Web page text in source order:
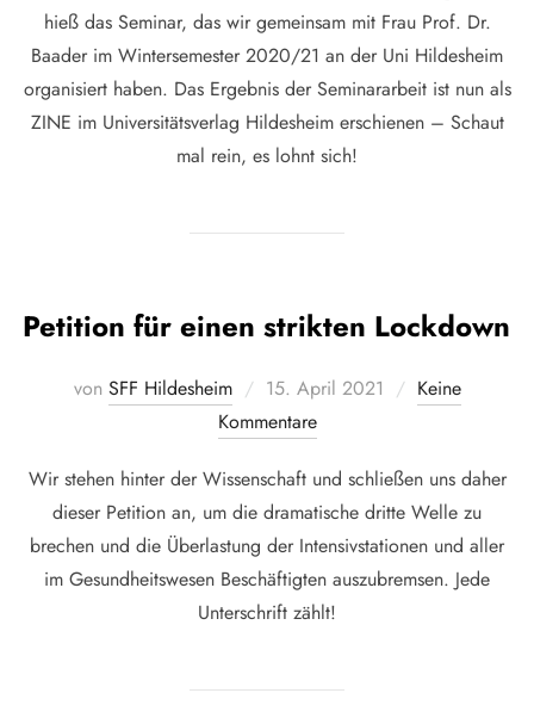
hieß das Seminar, das wir gemeinsam mit Frau Prof. Dr.
Baader im Wintersemester 2020/21 an der Uni Hildesheim
organisiert haben. Das Ergebnis der Seminararbeit ist nun als
ZINE im Universitätsverlag Hildesheim erschienen – Schaut
mal rein, es lohnt sich!
Petition für einen strikten Lockdown
von SFF Hildesheim
Veröffentlicht
am
15. April 2021
Keine
Kommentare
Wir stehen hinter der Wissenschaft und schließen uns daher
dieser Petition an, um die dramatische dritte Welle zu
brechen und die Überlastung der Intensivstationen und aller
im Gesundheitswesen Beschäftigten auszubremsen. Jede
Unterschrift zählt!